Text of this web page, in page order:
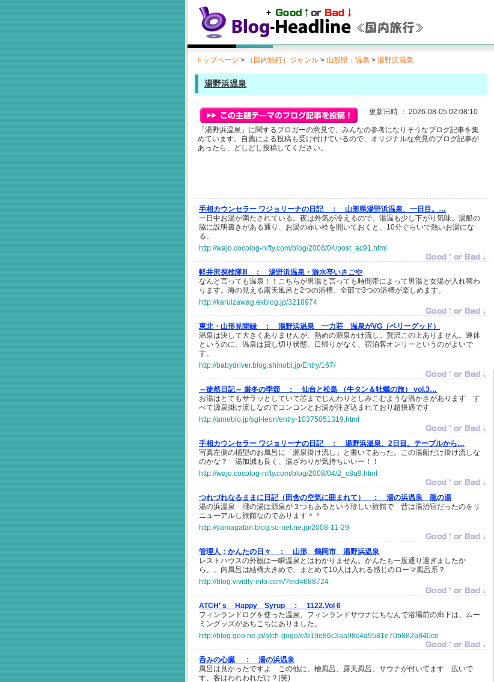
トップページ > （国内旅行）ジャンル > 山形県：温泉 > 湯野浜温泉
湯野浜温泉
更新日時 ： 2026-08-05 02:08:10
「湯野浜温泉」に関するブロガーの意見で、みんなの参考になりそうなブログ記事を集
めています。自薦による投稿も受け付けているので、オリジナルな意見のブログ記事が
あったら、どしどし投稿してください。
手相カウンセラー ワジョリーナの日記 ：
山形県湯野浜温泉、一日目。…
一日中お湯が満たされている。夜は外気が冷えるので、湯温も少し下がり気味。湯船の
脇に説明書きがある通り、お湯の赤い栓を開いておくと、10分ぐらいで熱いお湯にな
る。
http://wajo.cocolog-nifty.com/blog/2008/04/post_ac91.html
軽井沢探検隊Ⅲ ：
湯野浜温泉・游水亭いさごや
なんと言っても温泉！！こちらが男湯と言っても時間帯によって男湯と女湯が入れ替わ
ります。海の見える露天風呂と2つの浴槽、全部で3つの浴槽が楽しめます。
http://karuizawag.exblog.jp/3218974
東北・山形見聞録 ：
湯野浜温泉 一力荘 温泉がVG（ベリーグッド）
温泉は決して大きくありませんが、熱めの源泉かけ流し。贅沢この上ありません。連休
というのに、温泉は貸し切り状態。日帰りがなく、宿泊客オンリーというのがよいで
す。
http://babydriver.blog.shinobi.jp/Entry/167/
～徒然日記～ 厳冬の季節 ：
仙台と松島 （牛タン＆牡蠣の旅） vol.3…
お湯はとてもサラッとしていて芯までじんわりとしみこむような温かさがあります す
べて源泉掛け流しなのでコンコンとお湯が注ぎ込まれており超快適です
http://ameblo.jp/sgt-leon/entry-10375051319.html
手相カウンセラー ワジョリーナの日記 ：
湯野浜温泉、2日目。テーブルから…
写真左側の桶型のお風呂に「源泉掛け流し」と書いてあった。この湯船だけ掛け流しな
のかな？ 湯加減も良く、湯ざわりが気持ちいいー！！
http://wajo.cocolog-nifty.com/blog/2008/04/2_c8a9.html
つれづれなるままに日記（田舎の空気に囲まれて） ：
湯の浜温泉 龍の湯
湯の浜温泉 瀧の湯は源泉が３つもあるという珍しい旅館で 昔は湯治宿だったのをリ
ニューアルし旅館なのであります＾＾
http://yamagatan.blog.so-net.ne.jp/2008-11-29
管理人：かんたの日々 ：
山形 鶴岡市 湯野浜温泉
レストハウスの外観は一瞬温泉とはわかりません。かんたも一度通り過ぎましたか
ら、、内風呂は結構大きめで、まとめて10人は入れる感じのローマ風呂系？
http://blog.vividly-info.com/?eid=688724
ATCH’ｓ Happy Syrup ：
1122.Vol 6
フィンランドログを使った温泉、フィンランドサウナにちなんで浴場前の廊下は、ムー
ミングッズがあちこちにありました。
http://blog.goo.ne.jp/atch-gogo/e/b19e86c3aa98c4a9581e70b882a840ce
呑みの心臓 ：
湯の浜温泉
風呂は良かったですよ この他に、檜風呂、露天風呂、サウナが付いてます 広いで
す、客はわれわれだけ？(笑)